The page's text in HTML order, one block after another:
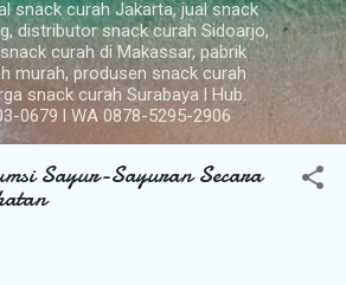
snack curah Jakarta, jual snack
distributor snack curah Sidoarjo,
curah di Makassar, pabrik
murah, produsen snack curah
snack curah Surabaya l Hub.
0679 l WA 0878-5295-2906
Sayur-Sayuran Secara